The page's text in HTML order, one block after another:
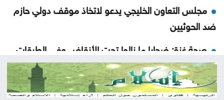
مجلس التعاون الخليجي يدعو لاتخاذ موقف دولي حازم
ضد الحوثيين
صحة غزة: ضحايا ما زالوا تحت الأنقاض وفي الطرقات
الأمن السيبراني يحذر من روابط مزيفة مع اقتراب إعلان
نتائج التوجيهي